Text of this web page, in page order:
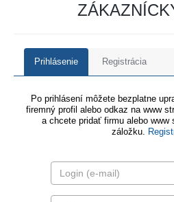
Prihlásenie Registrácia
Po prihlásení môžete bezplatne
firemný profil alebo odkaz na www
a chcete pridať firmu alebo www
záložku.